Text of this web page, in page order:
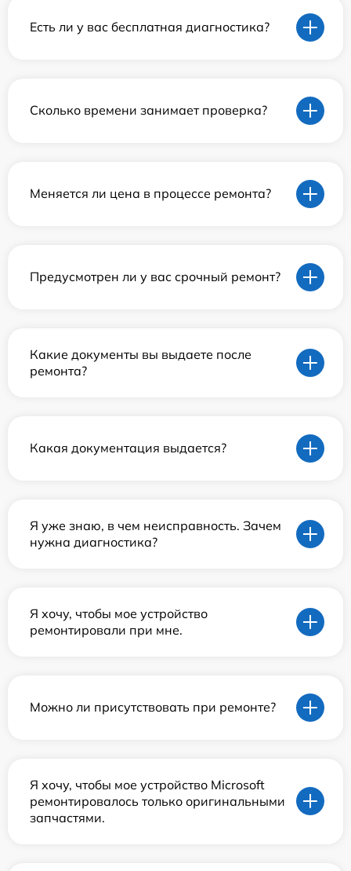
Есть ли у вас бесплатная диагностика?
Сколько времени занимает проверка?
Меняется ли цена в процессе ремонта?
Предусмотрен ли у вас срочный ремонт?
Какие документы вы выдаете после
ремонта?
Какая документация выдается?
Я уже знаю, в чем неисправность. Зачем
нужна диагностика?
Я хочу, чтобы мое устройство
ремонтировали при мне.
Можно ли присутствовать при ремонте?
Я хочу, чтобы мое устройство Microsoft
ремонтировалось только оригинальными
запчастями.